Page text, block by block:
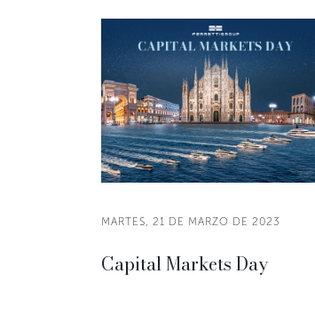
MARTES, 21 DE MARZO DE 2023
Capital Markets Day